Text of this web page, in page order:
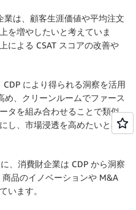
業は、顧客生涯価値や平均注文
を増やしたいと考えていま
による CSAT スコアの改善や
CDP により得られる洞察を活用
め、クリーンルームでファース
タを組み合わせることで類似
し、市場浸透を高めたいと考
、消費財企業は CDP から洞察
品のイノベーションや M&A
います。